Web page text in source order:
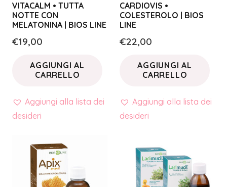
VITACALM • TUTTA
NOTTE CON
MELATONINA | BIOS LINE
€19,00
AGGIUNGI AL
CARRELLO
Aggiungi alla lista dei
desideri
CARDIOVIS •
COLESTEROLO | BIOS
LINE
€22,00
AGGIUNGI AL
CARRELLO
Aggiungi alla lista dei
desideri